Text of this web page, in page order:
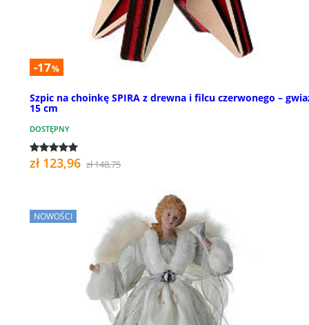
-17%
Szpic na choinkę SPIRA z drewna i filcu czerwonego –
15 cm
DOSTĘPNY
zł 123,96 zł 148,75
NOWOŚCI